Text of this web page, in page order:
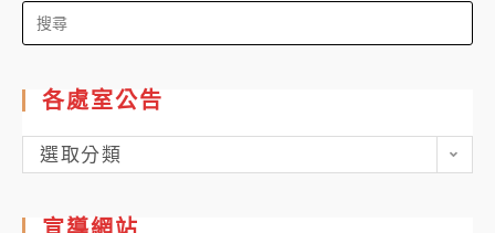
Search
for:
各處室公告
各
處
選取分類